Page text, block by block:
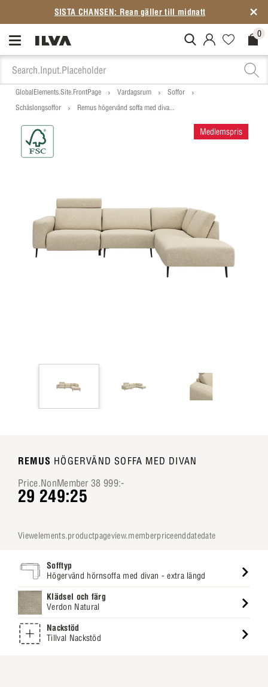
SISTA CHANSEN: Rean gäller till midnatt
MitIlva.Login 0
GlobalElements.Site.FrontPage Vardagsrum
Soffor
Schäslongsoffor
Remus högervänd soffa med diva...
Medlemspris
REMUS HÖGERVÄND SOFFA MED DIVAN
Price.NonMember 38 999:-
29 249:25
viewelements.productpageview.memberpriceenddatedate
Sofftyp
Högervänd hörnsoffa med divan - extra längd
Klädsel och färg
Verdon Natural
Nackstöd
Tillval Nackstöd